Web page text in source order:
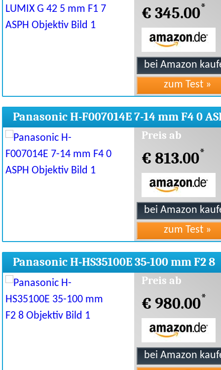
€ 345.00*
Panasonic H-F007014E 7-14 mm F4 0
Objektiv
Preis ab
€ 813.00*
Panasonic H-HS35100E 35-100 mm F2 8
Objektiv
Preis ab
€ 980.00*